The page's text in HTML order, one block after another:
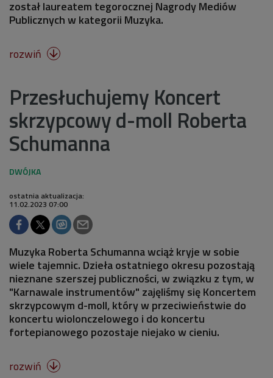
został laureatem tegorocznej Nagrody Mediów
Publicznych w kategorii Muzyka.
rozwiń 
Przesłuchujemy Koncert
skrzypcowy d-moll Roberta
Schumanna
ostatnia aktualizacja:
11.02.2023 07:00
Muzyka Roberta Schumanna wciąż kryje w sobie
wiele tajemnic. Dzieła ostatniego okresu pozostają
nieznane szerszej publiczności, w związku z tym, w
"Karnawale instrumentów" zajęliśmy się Koncertem
skrzypcowym d-moll, który w przeciwieństwie do
koncertu wiolonczelowego i do koncertu
fortepianowego pozostaje niejako w cieniu.
rozwiń 